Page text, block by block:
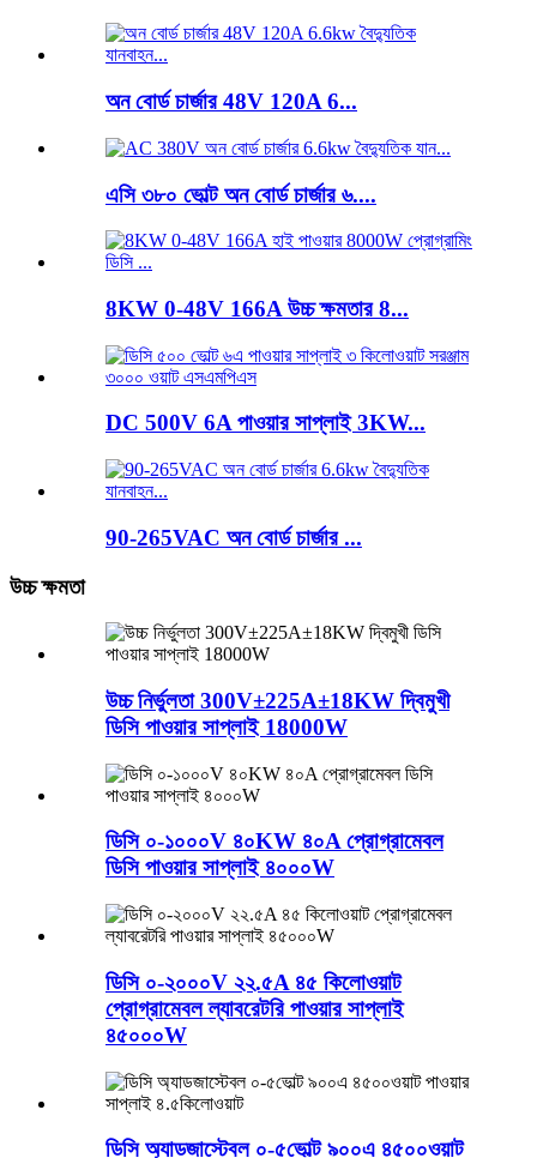
অন ​​বোর্ড চার্জার 48V 120A 6...
এসি ৩৮০ ভোল্ট অন বোর্ড চার্জার ৬....
8KW 0-48V 166A উচ্চ ক্ষমতার 8...
DC 500V 6A পাওয়ার সাপ্লাই 3KW...
90-265VAC অন বোর্ড চার্জার ...
উচ্চ ক্ষমতা
উচ্চ নির্ভুলতা 300V±225A±18KW দ্বিমুখী
ডিসি পাওয়ার সাপ্লাই 18000W
ডিসি ০-১০০০V ৪০KW ৪০A প্রোগ্রামেবল
ডিসি পাওয়ার সাপ্লাই ৪০০০W
ডিসি ০-২০০০V ২২.৫A ৪৫ কিলোওয়াট
প্রোগ্রামেবল ল্যাবরেটরি পাওয়ার সাপ্লাই
৪৫০০০W
ডিসি অ্যাডজাস্টেবল ০-৫ভোল্ট ৯০০এ ৪৫০০ওয়াট